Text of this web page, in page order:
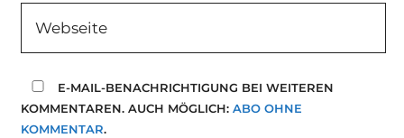
E-MAIL-BENACHRICHTIGUNG BEI WEITEREN
KOMMENTAREN. AUCH MÖGLICH: ABO OHNE
KOMMENTAR.